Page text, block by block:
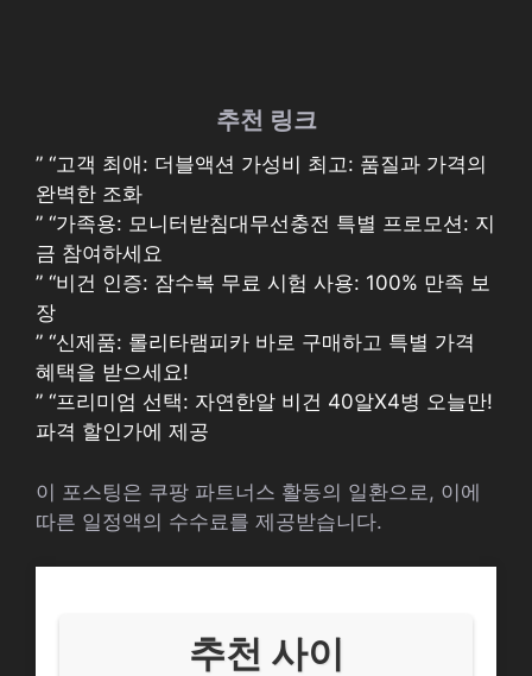
추천 링크
” “고객 최애: 더블액션 가성비 최고: 품질과 가격의
완벽한 조화
” “가족용: 모니터받침대무선충전 특별 프로모션: 지
금 참여하세요
” “비건 인증: 잠수복 무료 시험 사용: 100% 만족 보
장
” “신제품: 롤리타램피카 바로 구매하고 특별 가격
혜택을 받으세요!
” “프리미엄 선택: 자연한알 비건 40알X4병 오늘만!
파격 할인가에 제공
이 포스팅은 쿠팡 파트너스 활동의 일환으로, 이에
따른 일정액의 수수료를 제공받습니다.
추천 사이